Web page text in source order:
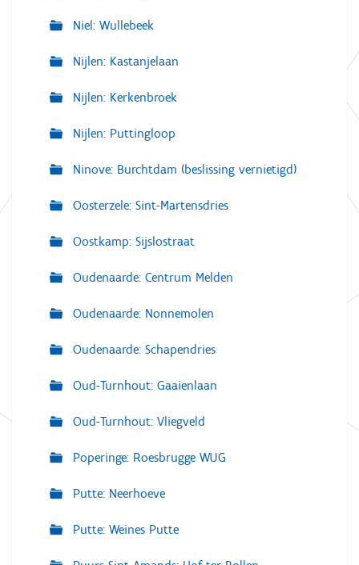
Niel: Wullebeek
Nijlen: Kastanjelaan
Nijlen: Kerkenbroek
Nijlen: Puttingloop
Ninove: Burchtdam (beslissing vernietigd)
Oosterzele: Sint-Martensdries
Oostkamp: Sijslostraat
Oudenaarde: Centrum Melden
Oudenaarde: Nonnemolen
Oudenaarde: Schapendries
Oud-Turnhout: Gaaienlaan
Oud-Turnhout: Vliegveld
Poperinge: Roesbrugge WUG
Putte: Neerhoeve
Putte: Weines Putte